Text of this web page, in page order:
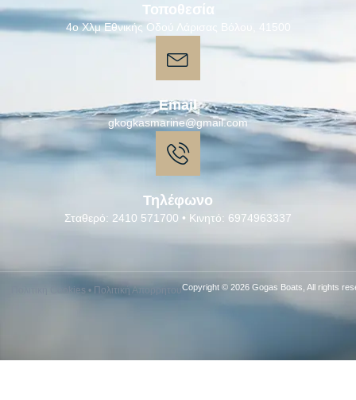
Τοποθεσία
4ο Χλμ Εθνικής Οδού Λάρισας Βόλου, 41500
Email
gkogkasmarine@gmail.com
Τηλέφωνο
Σταθερό: 2410 571700 • Κινητό: 6974963337
Πολιτική Cookies • Πολιτική Απορρήτου Copyright © 2026 Gogas Boats, All rights